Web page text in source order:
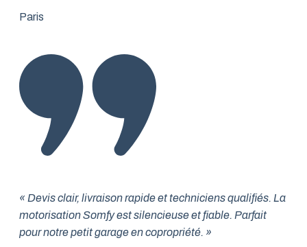
Paris
« Devis clair, livraison rapide et techniciens qualifiés. La
motorisation Somfy est silencieuse et fiable. Parfait
pour notre petit garage en copropriété. »